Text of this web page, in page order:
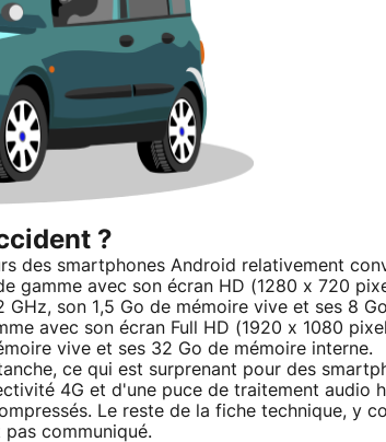
?
des smartphones Android relativement
gamme avec son écran HD (1280 x 720
GHz, son 1,5 Go de mémoire vive et ses 8
avec son écran Full HD (1920 x 1080
vive et ses 32 Go de mémoire interne.
ce qui est surprenant pour des
4G et d'une puce de traitement audio
Le reste de la fiche technique, y
communiqué.